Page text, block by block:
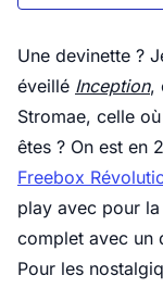
Une devinette ?
éveillé Inception,
Stromae, celle
êtes ? On est en
Freebox
play avec pour
complet avec un
Pour les